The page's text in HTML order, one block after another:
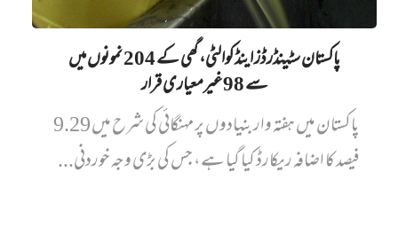
پاکستان سٹینڈرڈز اینڈ کوالٹی، گھی کے 204 نمونوں میں‌
سے 98 غیرمعیاری قرار
پاکستان میں ہفتہ وار بنیادوں پر مہنگائی کی شرح میں 9.29
فیصد کا اضافہ ریکارڈ کیا گیا ہے، جس کی بڑی وجہ خوردنی...